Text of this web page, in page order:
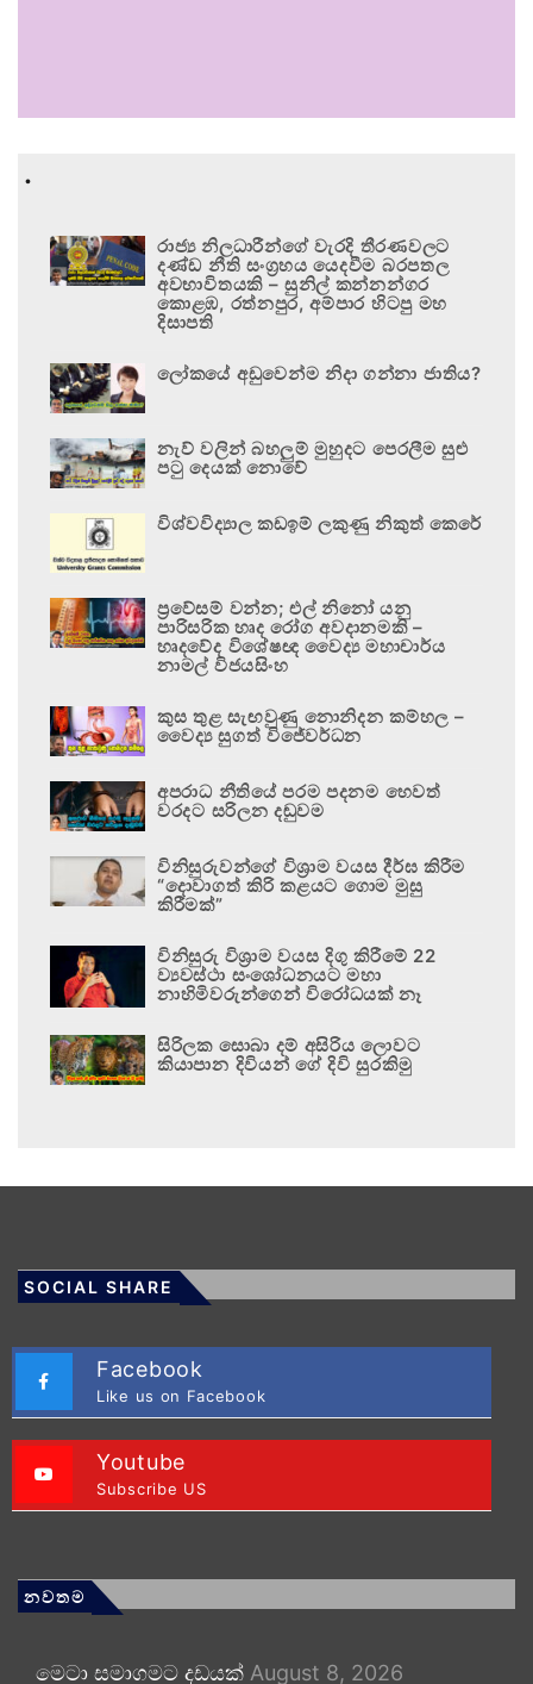
.
රාජ්‍ය නිලධාරීන්ගේ වැරදි තීරණවලට
දණ්ඩ නීති සංග්‍රහය යෙදවීම බරපතල
අවභාවිතයකි – සුනිල් කන්නන්ගර
කොළඹ, රත්නපුර, අම්පාර හිටපු මහ
දිසාපති
ලෝකයේ අඩුවෙන්ම නිදා ගන්නා ජාතිය?
නැව් වලින් බහලුම් මුහුදට පෙරලීම සුළු
පටු දෙයක් නොවේ
විශ්වවිද්‍යාල කඩඉම් ලකුණු නිකුත් කෙරේ
ප්‍රවේසම් වන්න; එල් නිනෝ යනු
පාරිසරික හෘද රෝග අවදානමකි –
හෘදවේද විශේෂඥ වෛද්‍ය මහාචාර්ය
නාමල් විජයසිංහ
කුස තුළ සැඟවුණු නොනිදන කම්හල –
වෛද්‍ය සුගත් විජේවර්ධන
අපරාධ නීතියේ පරම පදනම හෙවත්
වරදට සරිලන දඬුවම
විනිසුරුවන්ගේ විශ්‍රාම වයස දීර්ඝ කිරීම
“දොවාගත් කිරි කළයට ගොම මුසු
කිරීමක්”
විනිසුරු විශ්‍රාම වයස දිගු කිරීමේ 22
ව්‍යවස්ථා සංශෝධනයට මහා
නාහිමිවරුන්ගෙන් විරෝධයක් නෑ
සිරිලක සොබා දම් අසිරිය ලොවට
කියාපාන දිවියන් ගේ දිවි සුරකිමු
SOCIAL SHARE
Facebook
Like us on Facebook
Youtube
Subscribe US
නවතම
මෙටා සමාගමට දඩයක් August 8, 2026